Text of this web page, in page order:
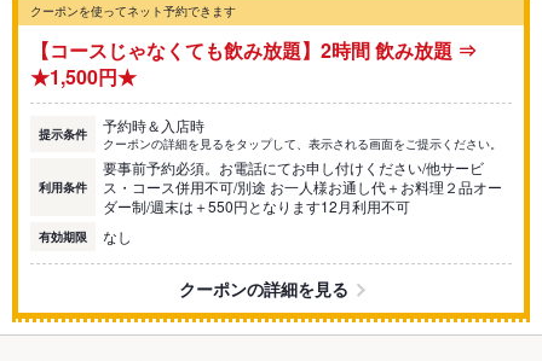
クーポンを使ってネット予約できます
【コースじゃなくても飲み放題】2時間 飲み放題 ⇒
★1,500円★
提示条件 予約時＆入店時
クーポンの詳細を見るをタップして、表示される画面をご提示ください。
利用条件
要事前予約必須。お電話にてお申し付けください/他サービ
ス・コース併用不可/別途 お一人様お通し代＋お料理２品オー
ダー制/週末は＋550円となります12月利用不可
有効期限 なし
クーポンの詳細を見る